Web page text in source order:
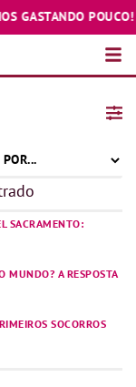
GASTANDO POUCO! ♥️
SACRAMENTO:
MUNDO? A RESPOSTA
SOCORROS